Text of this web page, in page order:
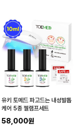
유키 토메드 파고드는 내성발톱
케어 5종 젤램프세트
58,000원